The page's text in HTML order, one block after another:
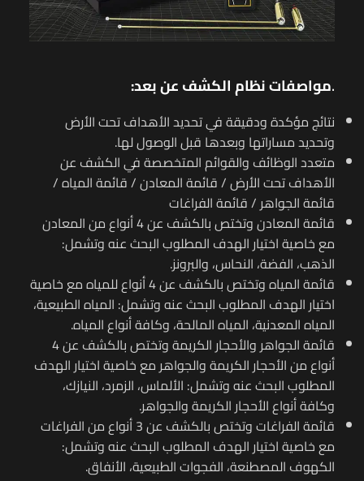
.مواصفات نظام الكشف عن بعد:
نتائج مؤكدة ودقيقة في تحديد الأهداف تحت الأرض
وتحديد مساراتها وبعدها قبل الوصول لها.
متعدد الوظائف والقوائم المتخصصة في الكشف عن
الأهداف تحت الأرض / قائمة المعادن / قائمة المياه /
قائمة الجواهر / قائمة الفراغات
قائمة المعادن وتختص بالكشف عن 4 أنواع من المعادن
مع خاصية اختيار الهدف المطلوب البحث عنه وتشمل:
الذهب، الفضة، النحاس، والبرونز.
قائمة المياه وتختص بالكشف عن 4 أنواع للمياه مع خاصية
اختيار الهدف المطلوب البحث عنه وتشمل: المياه الطبيعية،
المياه المعدنية، المياه المالحة، وكافة أنواع المياه.
قائمة الجواهر والأحجار الكريمة وتختص بالكشف عن 4
أنواع من الأحجار الكريمة والجواهر مع خاصية اختيار الهدف
المطلوب البحث عنه وتشمل: الألماس، الزمرد، النيازك،
وكافة أنواع الأحجار الكريمة والجواهر.
قائمة الفراغات وتختص بالكشف عن 3 أنواع من الفراغات
مع خاصية اختيار الهدف المطلوب البحث عنه وتشمل:
الكهوف المصطنعة، الفجوات الطبيعية، الأنفاق.